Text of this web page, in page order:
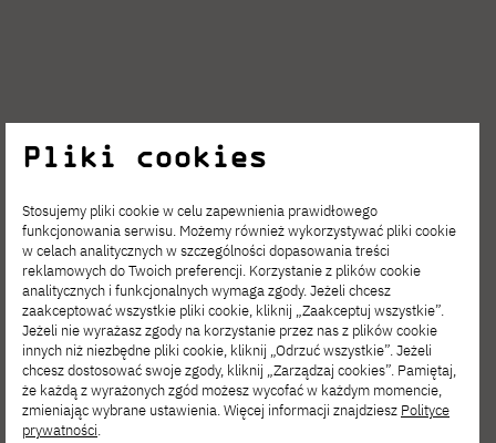
Pliki cookies
Stosujemy pliki cookie w celu zapewnienia prawidłowego
funkcjonowania serwisu. Możemy również wykorzystywać pliki cookie
w celach analitycznych w szczególności dopasowania treści
reklamowych do Twoich preferencji. Korzystanie z plików cookie
analitycznych i funkcjonalnych wymaga zgody. Jeżeli chcesz
zaakceptować wszystkie pliki cookie, kliknij „Zaakceptuj wszystkie”.
Jeżeli nie wyrażasz zgody na korzystanie przez nas z plików cookie
innych niż niezbędne pliki cookie, kliknij „Odrzuć wszystkie”. Jeżeli
chcesz dostosować swoje zgody, kliknij „Zarządzaj cookies”. Pamiętaj,
że każdą z wyrażonych zgód możesz wycofać w każdym momencie,
zmieniając wybrane ustawienia. Więcej informacji znajdziesz Polityce
prywatności.